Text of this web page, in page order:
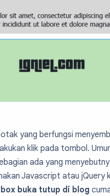
yang berfungsi
klik pada tombol.
ada yang
Javascript atau jQuery
buka tutup di blog